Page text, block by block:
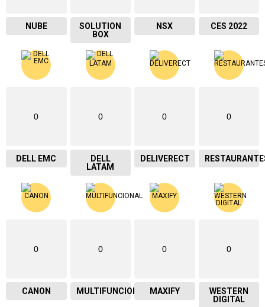
NUBE
SOLUTION
BOX
NSX CES 2022
0
DELL EMC
0
DELL
LATAM
0
DELIVERECT
0
0
CANON
0
MULTIFUNCIONAL
0
MAXIFY
0
WESTERN
DIGITAL